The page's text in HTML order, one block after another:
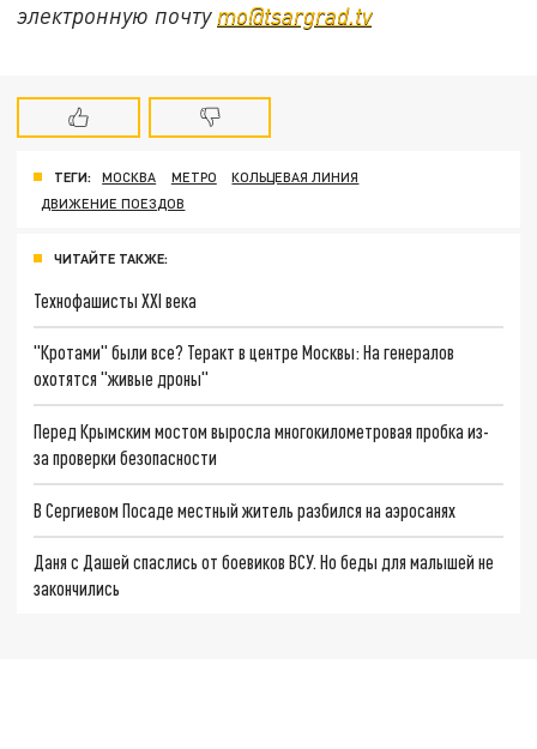
электронную почту mo@tsargrad.tv
ТЕГИ: МОСКВА МЕТРО
КОЛЬЦЕВАЯ ЛИНИЯ
ДВИЖЕНИЕ ПОЕЗДОВ
ЧИТАЙТЕ ТАКЖЕ:
Технофашисты XXI века
"Кротами" были все? Теракт в центре Москвы: На генералов
охотятся "живые дроны"
Перед Крымским мостом выросла многокилометровая пробка из-
за проверки безопасности
В Сергиевом Посаде местный житель разбился на аэросанях
Даня с Дашей спаслись от боевиков ВСУ. Но беды для малышей не
закончились